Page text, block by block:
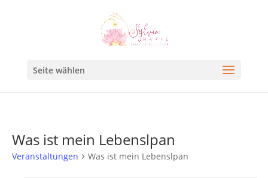
Seite wählen
Was ist mein Lebenslpan
Veranstaltungen Was ist mein Lebenslpan